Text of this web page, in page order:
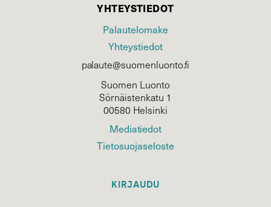
YHTEYSTIEDOT
Palautelomake
Yhteystiedot
palaute@suomenluonto.fi
Suomen Luonto
Sörnäistenkatu 1
00580 Helsinki
Mediatiedot
Tietosuojaseloste
KIRJAUDU